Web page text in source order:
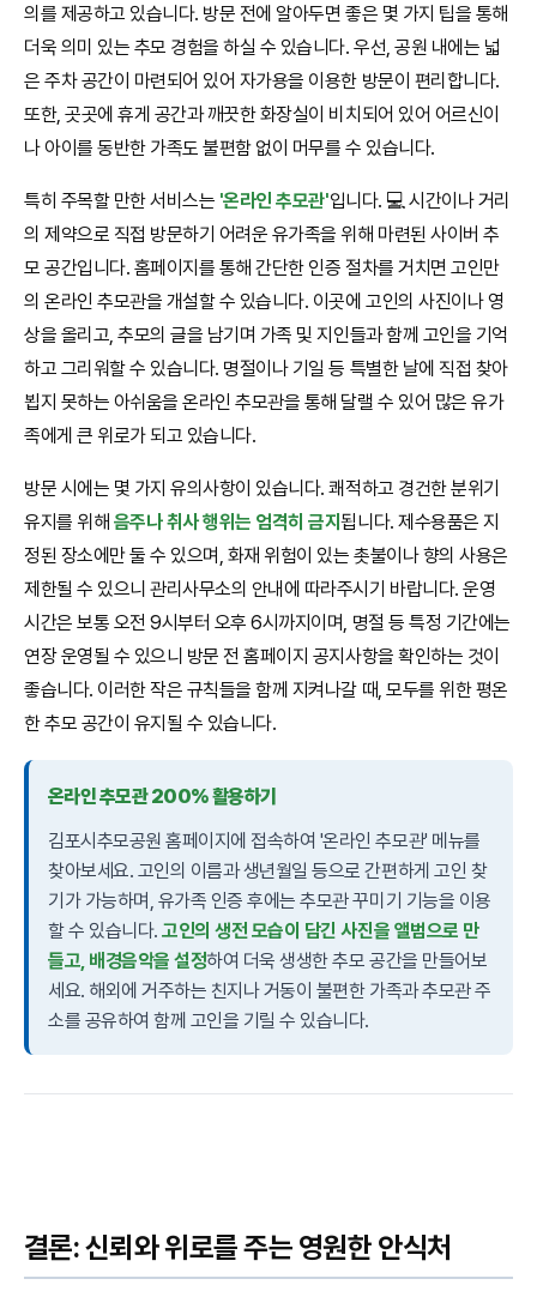
의를 제공하고 있습니다. 방문 전에 알아두면 좋은 몇 가지 팁을 통해
더욱 의미 있는 추모 경험을 하실 수 있습니다. 우선, 공원 내에는 넓
은 주차 공간이 마련되어 있어 자가용을 이용한 방문이 편리합니다.
또한, 곳곳에 휴게 공간과 깨끗한 화장실이 비치되어 있어 어르신이
나 아이를 동반한 가족도 불편함 없이 머무를 수 있습니다.
특히 주목할 만한 서비스는 '온라인 추모관'입니다. 💻 시간이나 거리
의 제약으로 직접 방문하기 어려운 유가족을 위해 마련된 사이버 추
모 공간입니다. 홈페이지를 통해 간단한 인증 절차를 거치면 고인만
의 온라인 추모관을 개설할 수 있습니다. 이곳에 고인의 사진이나 영
상을 올리고, 추모의 글을 남기며 가족 및 지인들과 함께 고인을 기억
하고 그리워할 수 있습니다. 명절이나 기일 등 특별한 날에 직접 찾아
뵙지 못하는 아쉬움을 온라인 추모관을 통해 달랠 수 있어 많은 유가
족에게 큰 위로가 되고 있습니다.
방문 시에는 몇 가지 유의사항이 있습니다. 쾌적하고 경건한 분위기
유지를 위해 음주나 취사 행위는 엄격히 금지됩니다. 제수용품은 지
정된 장소에만 둘 수 있으며, 화재 위험이 있는 촛불이나 향의 사용은
제한될 수 있으니 관리사무소의 안내에 따라주시기 바랍니다. 운영
시간은 보통 오전 9시부터 오후 6시까지이며, 명절 등 특정 기간에는
연장 운영될 수 있으니 방문 전 홈페이지 공지사항을 확인하는 것이
좋습니다. 이러한 작은 규칙들을 함께 지켜나갈 때, 모두를 위한 평온
한 추모 공간이 유지될 수 있습니다.
온라인 추모관 200% 활용하기
김포시추모공원 홈페이지에 접속하여 '온라인 추모관' 메뉴를
찾아보세요. 고인의 이름과 생년월일 등으로 간편하게 고인 찾
기가 가능하며, 유가족 인증 후에는 추모관 꾸미기 기능을 이용
할 수 있습니다.고인의 생전 모습이 담긴 사진을 앨범으로 만
들고, 배경음악을 설정하여 더욱 생생한 추모 공간을 만들어보
세요. 해외에 거주하는 친지나 거동이 불편한 가족과 추모관 주
소를 공유하여 함께 고인을 기릴 수 있습니다.
결론: 신뢰와 위로를 주는 영원한 안식처